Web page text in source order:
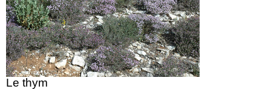
Le thym